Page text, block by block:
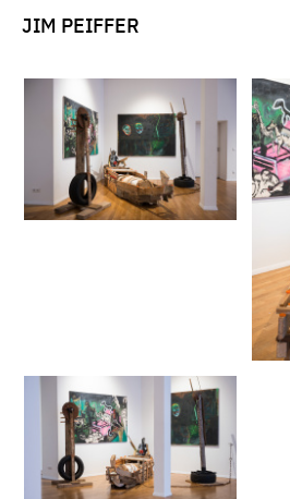
JIM PEIFFER